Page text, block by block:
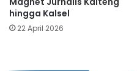
hingga Kalsel
22 April 2026